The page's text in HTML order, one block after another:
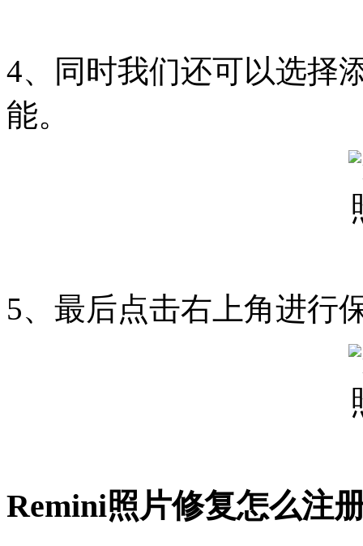
4、同时我们还可以选择
能。
5、最后点击右上角进行
Remini照片修复怎么注